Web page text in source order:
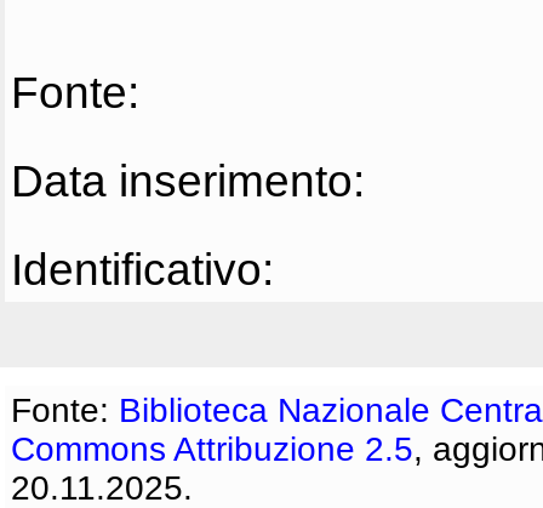
Fonte:
Data inserimento:
Identificativo:
Fonte: Biblioteca Nazionale
Commons Attribuzione 2.5,
20.11.2025.